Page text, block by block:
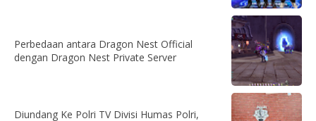
Perbedaan antara Dragon Nest Official
dengan Dragon Nest Private Server
Diundang Ke Polri TV Divisi Humas Polri,